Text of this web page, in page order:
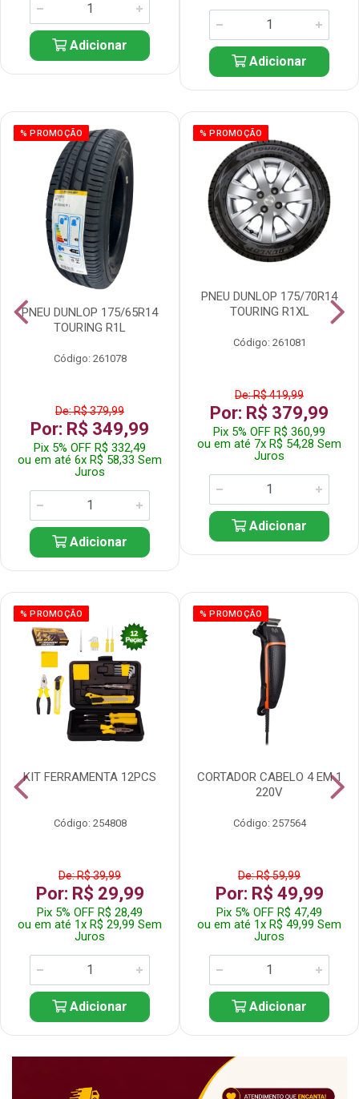
Adicionar
Adicionar
% PROMOÇÃO
PNEU DUNLOP 175/65R14
TOURING R1L
Código: 261078
De: R$ 379,99
Por: R$ 349,99
Pix 5% OFF R$ 332,49
ou em até 6x R$ 58,33 Sem
Juros
Adicionar
% PROMOÇÃO
PNEU DUNLOP 175/70R14
TOURING R1XL
Código: 261081
De: R$ 419,99
Por: R$ 379,99
Pix 5% OFF R$ 360,99
ou em até 7x R$ 54,28 Sem
Juros
Adicionar
% PROMOÇÃO
KIT FERRAMENTA 12PCS
Código: 254808
De: R$ 39,99
Por: R$ 29,99
Pix 5% OFF R$ 28,49
ou em até 1x R$ 29,99 Sem
Juros
Adicionar
% PROMOÇÃO
CORTADOR CABELO 4 EM 1
220V
Código: 257564
De: R$ 59,99
Por: R$ 49,99
Pix 5% OFF R$ 47,49
ou em até 1x R$ 49,99 Sem
Juros
Adicionar